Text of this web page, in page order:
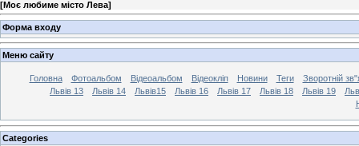
[Моє любиме місто Лева]
Форма входу
Меню сайту
Головна Фотоальбом Відеоальбом Відеокліп Новини Теги
Зворотній
Львів 13
Львів 14 Львів15 Львів 16 Львів 17 Львів 18 Львів 19
Categories